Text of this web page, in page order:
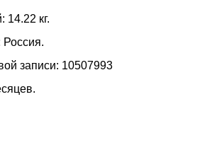
14.22 кг.
Россия.
записи: 10507993